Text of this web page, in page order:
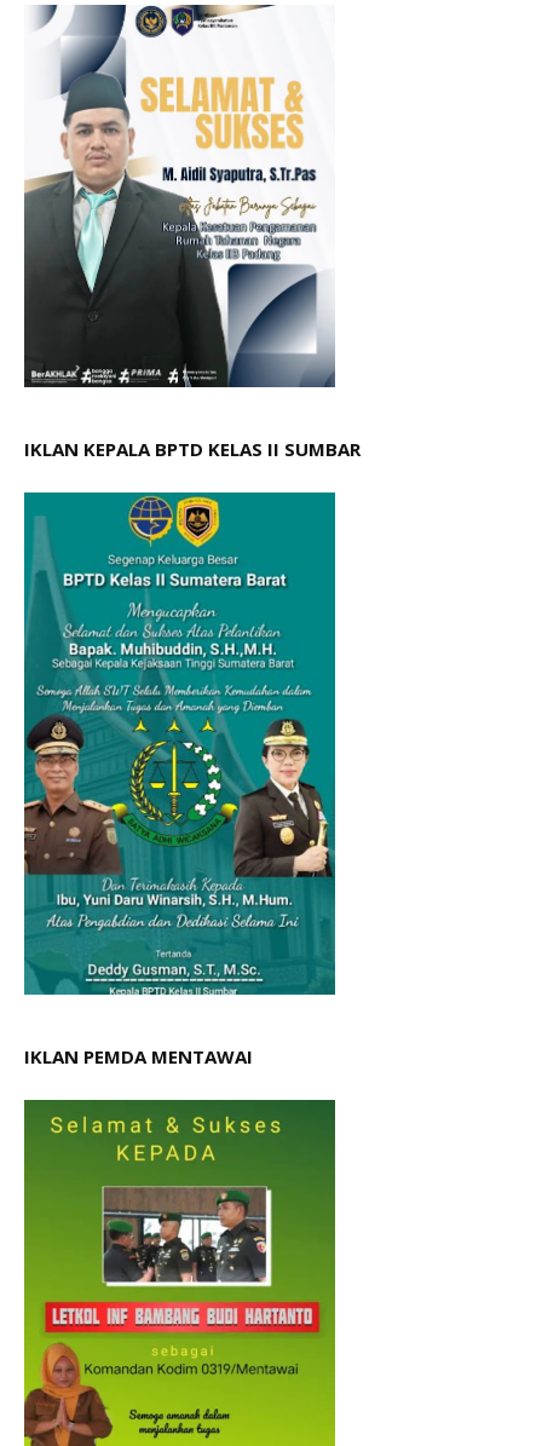
IKLAN KEPALA BPTD KELAS II SUMBAR
IKLAN PEMDA MENTAWAI